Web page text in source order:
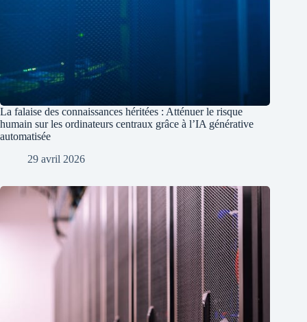
La falaise des connaissances héritées : Atténuer le risque
humain sur les ordinateurs centraux grâce à l’IA générative
automatisée
29 avril 2026